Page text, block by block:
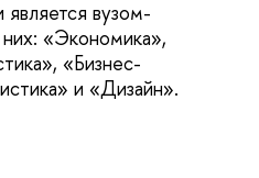
вузом-
«Экономика»,
«Бизнес-
и «Дизайн».